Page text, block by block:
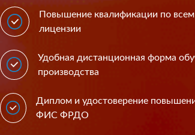
Повышение квалификации по
лицензии
Удобная дистанционная форма
производства
Диплом и удостоверение
ФИС ФРДО